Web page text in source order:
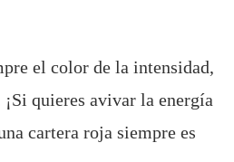
el color de la intensidad,
quieres avivar la energía
cartera roja siempre es